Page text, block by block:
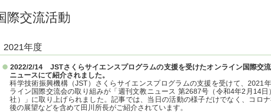
際交流活動
2021年度
2022/2/14 JSTさくらサイエンスプログラムの支援を受けたオンライン国際交
ニュースにて紹介されました。
科学技術振興機構（JST）さくらサイエンスプログラムの支援を受けて、2021
ライン国際交流会の取り組みが「週刊文教ニュース 第2687号（令和4年2月14
社）」に取り上げられました。記事では、当日の活動の様子だけでなく、コロ
後の展望などを含めて田川所長がご紹介されています。